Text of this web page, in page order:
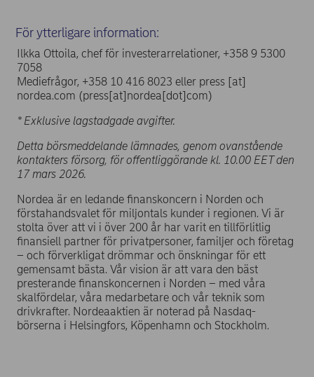
För ytterligare information:
Ilkka Ottoila, chef för investerarrelationer, +358 9 5300
7058
Mediefrågor, +358 10 416 8023 eller press [at]
nordea.com (press[at]nordea[dot]com)
* Exklusive lagstadgade avgifter.
Detta börsmeddelande lämnades, genom ovanstående
kontakters försorg, för offentliggörande kl. 10.00 EET den
17 mars 2026.
Nordea är en ledande finanskoncern i Norden och
förstahandsvalet för miljontals kunder i regionen. Vi är
stolta över att vi i över 200 år har varit en tillförlitlig
finansiell partner för privatpersoner, familjer och företag
– och förverkligat drömmar och önskningar för ett
gemensamt bästa. Vår vision är att vara den bäst
presterande finanskoncernen i Norden – med våra
skalfördelar, våra medarbetare och vår teknik som
drivkrafter. Nordeaaktien är noterad på Nasdaq-
börserna i Helsingfors, Köpenhamn och Stockholm.